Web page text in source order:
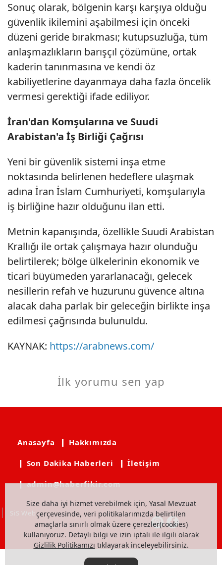
Sonuç olarak, bölgenin karşı karşıya olduğu
güvenlik ikilemini aşabilmesi için önceki
düzeni geride bırakması; kutupsuzluğa, tüm
anlaşmazlıkların barışçıl çözümüne, ortak
kaderin tanınmasına ve kendi öz
kabiliyetlerine dayanmaya daha fazla öncelik
vermesi gerektiği ifade ediliyor.
İran'dan Komşularına ve Suudi
Arabistan'a İş Birliği Çağrısı
Yeni bir güvenlik sistemi inşa etme
noktasında belirlenen hedeflere ulaşmak
adına İran İslam Cumhuriyeti, komşularıyla
iş birliğine hazır olduğunu ilan etti.
Metnin kapanışında, özellikle Suudi Arabistan
Krallığı ile ortak çalışmaya hazır olunduğu
belirtilerek; bölge ülkelerinin ekonomik ve
ticari büyümeden yararlanacağı, gelecek
nesillerin refah ve huzurunu güvence altına
alacak daha parlak bir geleceğin birlikte inşa
edilmesi çağrısında bulunuldu.
KAYNAK: https://arabnews.com/
İlk yorumu sen yap
Size daha iyi hizmet verebilmek için, Yasal Mevzuat
çerçevesinde, veri politikalarımızda belirtilen
amaçlarla sınırlı olmak üzere çerezler(cookies)
kullanıyoruz. Detaylı bilgi ve izin iptali ile ilgili olarak
Gizlilik Politikamızı tıklayarak inceleyebilirsiniz.
Anasayfa ❙ Hakkımızda
❙ Son Dakika Haberleri ❙ İletişim
❙ admin@haberfikir.com
SiS Web